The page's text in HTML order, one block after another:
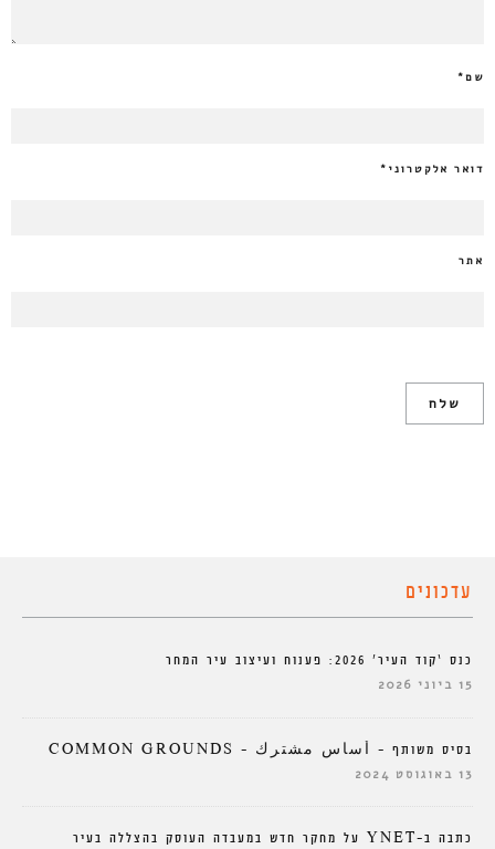
שם*
דואר אלקטרוני *
אתר
עדכונים
כנס ‘קוד העיר’ 2026: פענוח ועיצוב עיר המחר
15 ביוני 2026
בסיס משותף – أساس مشترك – COMMON GROUNDS
13 באוגוסט 2024
כתבה ב-YNET על מחקר חדש במעבדה העוסק בהצללה בעיר